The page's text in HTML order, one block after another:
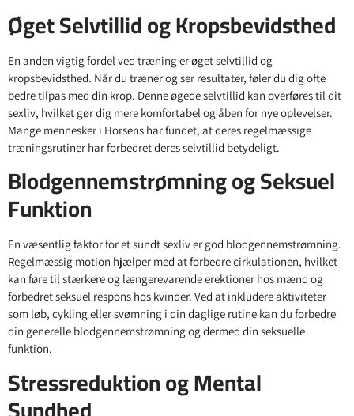
Øget Selvtillid og Kropsbevidsthed
En anden vigtig fordel ved træning er øget selvtillid og
kropsbevidsthed. Når du træner og ser resultater, føler du dig ofte
bedre tilpas med din krop. Denne øgede selvtillid kan overføres til dit
sexliv, hvilket gør dig mere komfortabel og åben for nye oplevelser.
Mange mennesker i Horsens har fundet, at deres regelmæssige
træningsrutiner har forbedret deres selvtillid betydeligt.
Blodgennemstrømning og Seksuel
Funktion
En væsentlig faktor for et sundt sexliv er god blodgennemstrømning.
Regelmæssig motion hjælper med at forbedre cirkulationen, hvilket
kan føre til stærkere og længerevarende erektioner hos mænd og
forbedret seksuel respons hos kvinder. Ved at inkludere aktiviteter
som løb, cykling eller svømning i din daglige rutine kan du forbedre
din generelle blodgennemstrømning og dermed din seksuelle
funktion.
Stressreduktion og Mental